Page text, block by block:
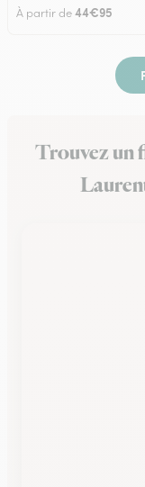
À partir de44€95
Trouvez un